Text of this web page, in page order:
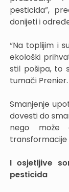
pesticida”,
donijeti i
“Na toplijim i
ekološki
stil pošipa, to
tumači Prenier.
Smanjenje
dovesti do
nego može
transformacije
I osjetljive
pesticida